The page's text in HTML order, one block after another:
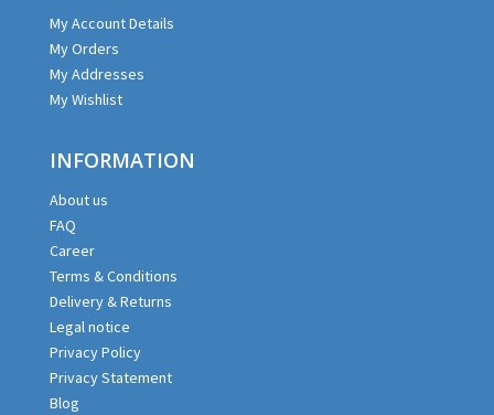
My Account Details
My Orders
My Addresses
My Wishlist
INFORMATION
About us
FAQ
Career
Terms & Conditions
Delivery & Returns
Legal notice
Privacy Policy
Privacy Statement
Blog